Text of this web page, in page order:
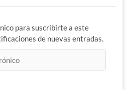
para suscribirte a este
de nuevas entradas.